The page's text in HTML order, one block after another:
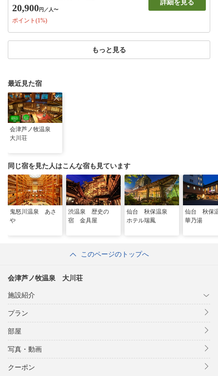
20,900円 ／人〜
ポイント(1%)
詳細を見る
もっと見る
最近見た宿
会津芦ノ牧温泉
大川荘
同じ宿を見た人はこんな宿も見ています
鬼怒川温泉 あさ
や
渋温泉 歴史の
宿 金具屋
仙台 秋保温泉
ホテル瑞鳳
仙台 秋保
華乃湯
このページのトップへ
会津芦ノ牧温泉 大川荘
施設紹介
プラン
部屋
写真・動画
クーポン